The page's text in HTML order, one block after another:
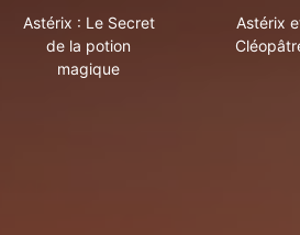
Astérix : Le Secret
de la potion
magique
Astérix